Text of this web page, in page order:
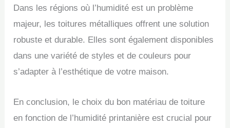
Dans les régions où l’humidité est un problème
majeur, les toitures métalliques offrent une solution
robuste et durable. Elles sont également disponibles
dans une variété de styles et de couleurs pour
s’adapter à l’esthétique de votre maison.
En conclusion, le choix du bon matériau de toiture
en fonction de l’humidité printanière est crucial pour